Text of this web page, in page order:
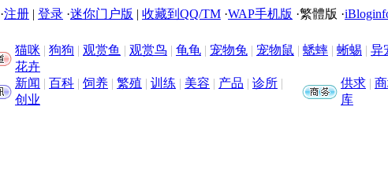
·注册 | 登录 ·迷你门户版 | 收藏到QQ/TM ·WAP手机版 ·繁體版 ·
猫咪 | 狗狗 | 观赏鱼 | 观赏鸟 | 龟龟 | 宠物兔 | 宠物鼠 | 蟋蟀 | 蜥蜴 | 异
花卉
新闻 | 百科 | 饲养 | 繁殖 | 训练 | 美容 | 产品 | 诊所 |
创业
供求 |
库